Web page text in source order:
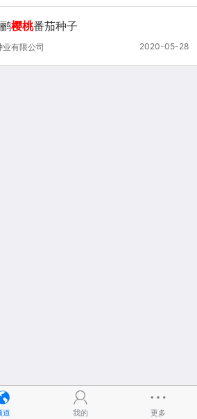
樱桃番茄种子
2020-05-28
有限公司
道 我的 更多